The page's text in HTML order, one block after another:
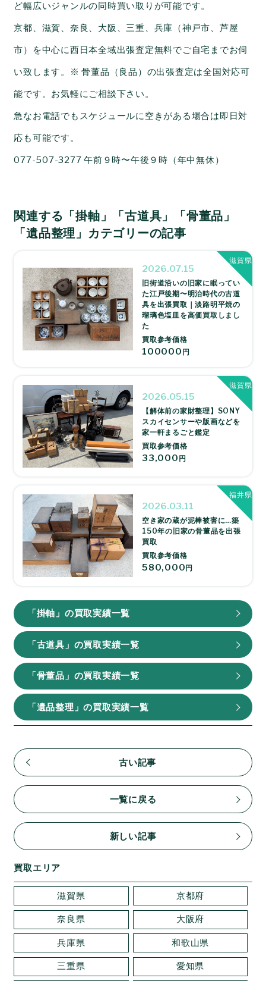
ど幅広いジャンルの同時買い取りが可能です。
京都、滋賀、奈良、大阪、三重、兵庫（神戸市、芦屋
市）を中心に西日本全域出張査定無料でご自宅までお伺
い致します。※ 骨董品（良品）の出張査定は全国対応可
能です。お気軽にご相談下さい。
急なお電話でもスケジュールに空きがある場合は即日対
応も可能です。
077-507-3277 午前９時〜午後９時（年中無休）
関連する「掛軸」「古道具」「骨董品」
「遺品整理」カテゴリーの記事
2026.07.15
旧街道沿いの旧家に眠ってい
た江戸後期〜明治時代の古道
具を出張買取｜淡路明平焼の
瑠璃色塩皿を高価買取しまし
た
買取参考価格
100000 円
滋賀県
2026.05.15
【解体前の家財整理】SONY
スカイセンサーや版画などを
家一軒まるごと鑑定
買取参考価格
33,000 円
滋賀県
2026.03.11
空き家の蔵が泥棒被害に…築
150年の旧家の骨董品を出張
買取
買取参考価格
580,000円
福井県
「掛軸」の買取実績一覧
「古道具」の買取実績一覧
「骨董品」の買取実績一覧
「遺品整理」の買取実績一覧
古い記事
一覧に戻る
新しい記事
買取エリア
滋賀県 京都府
奈良県 大阪府
兵庫県 和歌山県
三重県 愛知県